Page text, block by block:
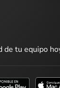
de tu equipo